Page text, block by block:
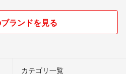
ランドを見る
カテゴリ一覧